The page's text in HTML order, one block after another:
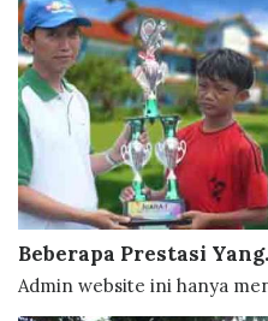
Beberapa Prestasi
Admin website ini hanya